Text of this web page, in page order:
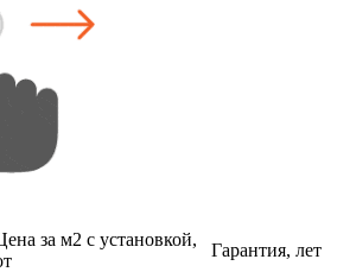
за м2 с установкой,
Гарантия, лет